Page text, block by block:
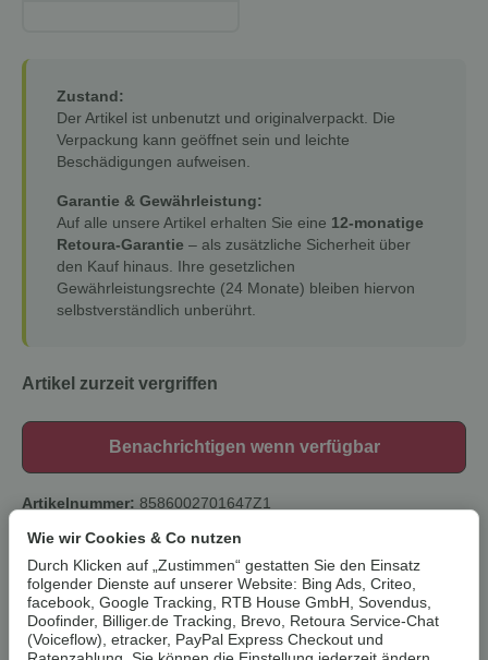
Zustand:
Der Artikel ist unbenutzt und originalverpackt. Die
Verpackung kann geöffnet sein und leichte
Beschädigungen aufweisen.
Garantie & Gewährleistung:
Auf alle unsere Artikel erhalten Sie eine 12-monatige
Retoura-Garantie – als zusätzliche Sicherheit über
den Kauf hinaus. Ihre gesetzlichen
Gewährleistungsrechte (24 Monate) bleiben hiervon
selbstverständlich unberührt.
Artikel zurzeit vergriffen
Benachrichtigen wenn verfügbar
Artikelnummer: 8586002701647Z1
Beschreibung
Wie wir Cookies & Co nutzen
Durch Klicken auf „Zustimmen“ gestatten Sie den Einsatz
folgender Dienste auf unserer Website: Bing Ads, Criteo,
facebook, Google Tracking, RTB House GmbH, Sovendus,
Doofinder, Billiger.de Tracking, Brevo, Retoura Service-Chat
(Voiceflow), etracker, PayPal Express Checkout und